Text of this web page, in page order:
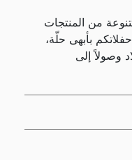
من المنتجات
بأبهى حلّة،
وصولاً إلى